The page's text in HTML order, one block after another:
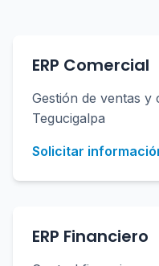
ERP Comercial
Gestión de ventas y
Tegucigalpa
Solicitar
ERP Financiero